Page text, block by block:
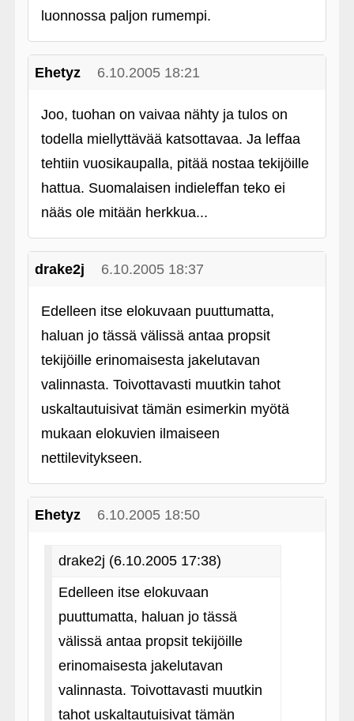
luonnossa paljon rumempi.
Ehetyz 6.10.2005 18:21
Joo, tuohan on vaivaa nähty ja tulos on
todella miellyttävää katsottavaa. Ja leffaa
tehtiin vuosikaupalla, pitää nostaa tekijöille
hattua. Suomalaisen indieleffan teko ei
nääs ole mitään herkkua...
drake2j 6.10.2005 18:37
Edelleen itse elokuvaan puuttumatta,
haluan jo tässä välissä antaa propsit
tekijöille erinomaisesta jakelutavan
valinnasta. Toivottavasti muutkin tahot
uskaltautuisivat tämän esimerkin myötä
mukaan elokuvien ilmaiseen
nettilevitykseen.
Ehetyz 6.10.2005 18:50
drake2j (6.10.2005 17:38)
Edelleen itse elokuvaan
puuttumatta, haluan jo tässä
välissä antaa propsit tekijöille
erinomaisesta jakelutavan
valinnasta. Toivottavasti muutkin
tahot uskaltautuisivat tämän